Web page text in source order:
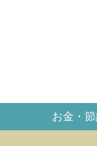
お金・